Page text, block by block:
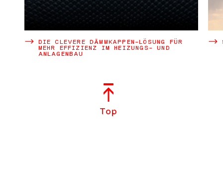
DIE CLEVERE DÄMMKAPPEN-LÖSUNG FÜR
MEHR EFFIZIENZ IM HEIZUNGS- UND
ANLAGENBAU
Top